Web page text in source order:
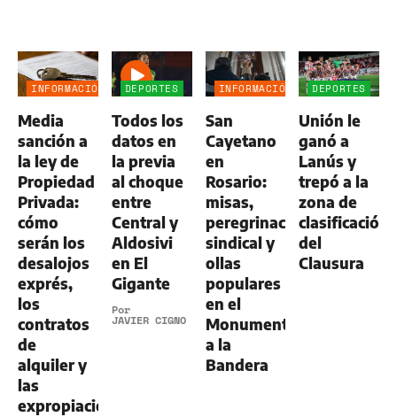
INFORMACIÓN
Media
sanción a
la ley de
Propiedad
Privada:
cómo
serán los
desalojos
exprés,
los
contratos
de
alquiler y
las
expropiaciones
DEPORTES
Todos los
datos en
la previa
al choque
entre
Central y
Aldosivi
en El
Gigante
Por
JAVIER CIGNO
INFORMACIÓN
San
Cayetano
en
Rosario:
misas,
peregrinación
sindical y
ollas
populares
en el
Monumento
a la
Bandera
DEPORTES
Unión le
ganó a
Lanús y
trepó a la
zona de
clasificación
del
Clausura